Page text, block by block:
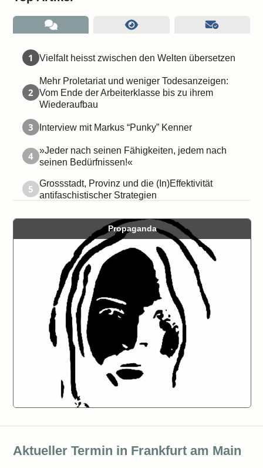
1 Vielfalt heisst zwischen den Welten übersetzen
2
Mehr Proletariat und weniger Todesanzeigen:
Vom Ende der Arbeiterklasse bis zu ihrem
Wiederaufbau
3 Interview mit Markus “Punky” Kenner
4
»Jeder nach seinen Fähigkeiten, jedem nach
seinen Bedürfnissen!«
5
Grossstadt, Provinz und die (In)Effektivität
antifaschistischer Strategien
Propaganda
Aktueller Termin in Frankfurt am Main